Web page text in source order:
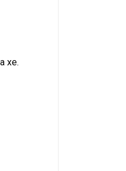
xe.